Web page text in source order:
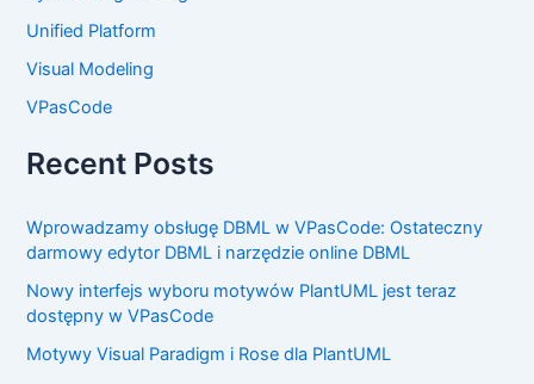
Unified Platform
Visual Modeling
VPasCode
Recent Posts
Wprowadzamy obsługę DBML w VPasCode: Ostateczny
darmowy edytor DBML i narzędzie online DBML
Nowy interfejs wyboru motywów PlantUML jest teraz
dostępny w VPasCode
Motywy Visual Paradigm i Rose dla PlantUML